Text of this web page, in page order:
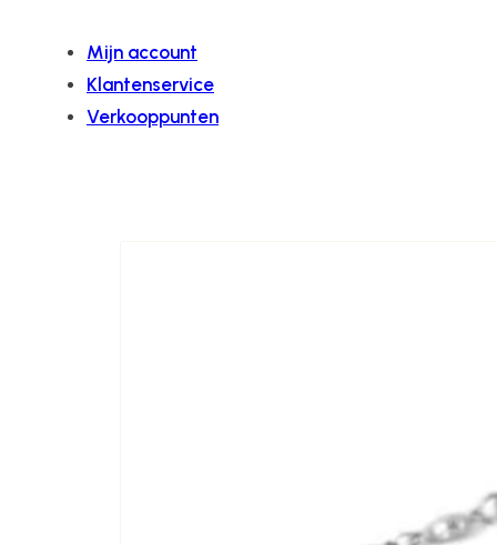
Mijn account
Klantenservice
Verkooppunten